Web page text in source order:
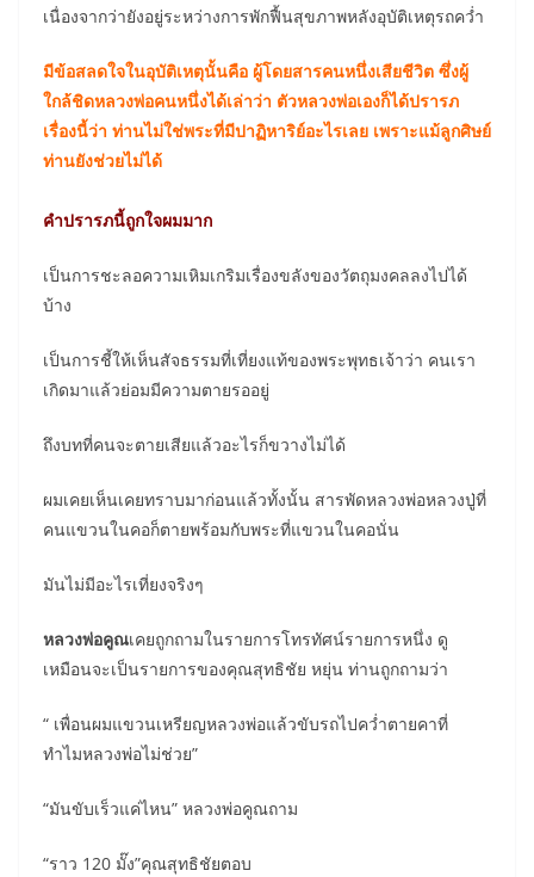
เนื่องจากว่ายังอยู่ระหว่างการพักฟื้นสุขภาพหลังอุบัติเหตุรถคว่ำ
มีข้อสลดใจในอุบัติเหตุนั้นคือ ผู้โดยสารคนหนึ่งเสียชีวิต ซึ่งผู้
ใกล้ชิดหลวงพ่อคนหนึ่งได้เล่าว่า ตัวหลวงพ่อเองก็ได้ปรารภ
เรื่องนี้ว่า ท่านไม่ใช่พระที่มีปาฏิหาริย์อะไรเลย เพราะแม้ลูกศิษย์
ท่านยังช่วยไม่ได้
คำปรารภนี้ถูกใจผมมาก
เป็นการชะลอความเหิมเกริมเรื่องขลังของวัตถุมงคลลงไปได้
บ้าง
เป็นการชี้ให้เห็นสัจธรรมที่เที่ยงแท้ของพระพุทธเจ้าว่า คนเรา
เกิดมาแล้วย่อมมีความตายรออยู่
ถึงบทที่คนจะตายเสียแล้วอะไรก็ขวางไม่ได้
ผมเคยเห็นเคยทราบมาก่อนแล้วทั้งนั้น สารพัดหลวงพ่อหลวงปู่ที่
คนแขวนในคอก็ตายพร้อมกับพระที่แขวนในคอนั่น
มันไม่มีอะไรเที่ยงจริงๆ
หลวงพ่อคูณเคยถูกถามในรายการโทรทัศน์รายการหนึ่ง ดู
เหมือนจะเป็นรายการของคุณสุทธิชัย หยุ่น ท่านถูกถามว่า
“ เพื่อนผมแขวนเหรียญหลวงพ่อแล้วขับรถไปคว่ำตายคาที่
ทำไมหลวงพ่อไม่ช่วย”
“มันขับเร็วแค่ไหน” หลวงพ่อคูณถาม
“ราว 120 มั๊ง”คุณสุทธิชัยตอบ